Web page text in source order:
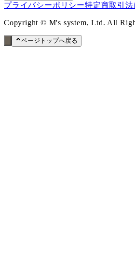
プライバシーポリシー特定商取引
Copyright © M's system, Ltd. All
ページトップへ戻る